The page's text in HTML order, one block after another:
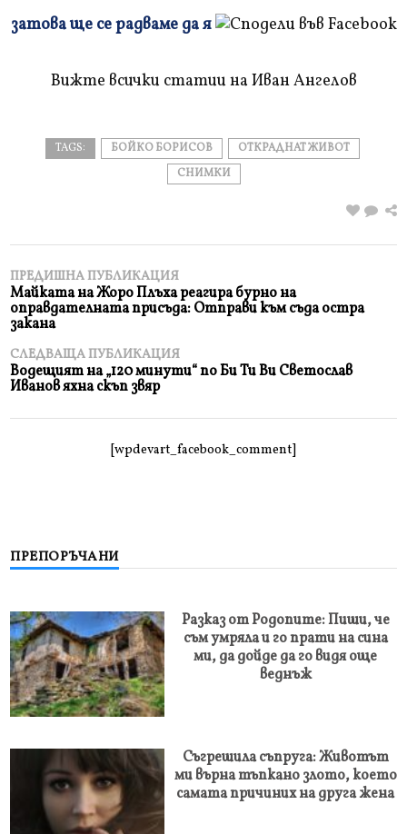
и
затова ще се радваме да я
Вижте всички статии на Иван Ангелов
TAGS: БОЙКО БОРИСОВ
ОТКРАДНАТ ЖИВОТ
СНИМКИ
ПРЕДИШНА ПУБЛИКАЦИЯ
Майката на Жоро Плъха реагира бурно на
оправдателната присъда: Отправи към съда остра
закана
СЛЕДВАЩА ПУБЛИКАЦИЯ
Водещият на „120 минути“ по Би Ти Ви Светослав
Иванов яхна скъп звяр
[wpdevart_facebook_comment]
ПРЕПОРЪЧАНИ
Разказ от Родопите: Пиши, че
съм умряла и го прати на сина
ми, да дойде да го видя още
веднъж
Съгрешила съпруга: Животът
ми върна тъпкано злото, което
самата причиних на друга жена